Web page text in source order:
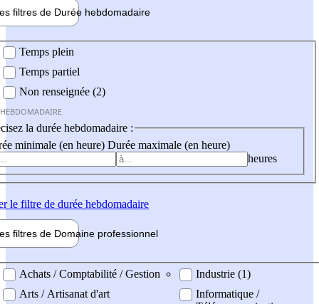
filtres de Durée hebdomadaire
Temps plein
Temps partiel
Non renseignée (2)
la durée hebdomadaire :
minimale (en heure) Durée maximale (en heure)
heures
le filtre de durée hebdomadaire
filtres de Domaine professionnel
professionel
Achats / Comptabilité / Gestion
Arts / Artisanat d'art
Industrie (1)
Informatique /